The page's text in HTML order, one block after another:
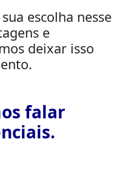
escolha nesse
e
deixar isso
falar